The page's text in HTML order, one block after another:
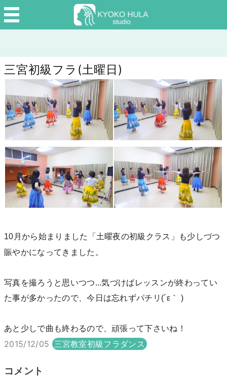
三宮初級フラ(土曜日)
10月から始まりました「土曜夜の初級クラス」
も少しづつ
賑やかになってきました。
写真を撮ろうと思いつつ...気づけばレッスンが終わってい
た事が多かったので、今日は忘れずパチリ(´ε｀ )
あと少しで曲も終わるので、頑張って下さいね！
2015/12/05 三宮教室初級フラダンス
コメント